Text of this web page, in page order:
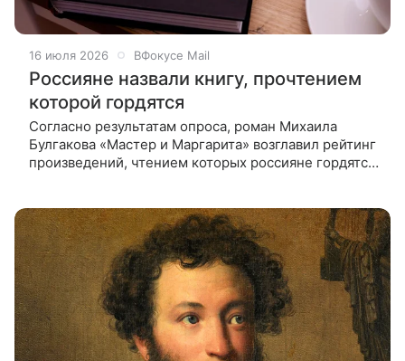
16 июля 2026 ВФокусе Mail
Россияне назвали книгу, прочтением
которой гордятся
Согласно результатам опроса, роман Михаила
Булгакова «Мастер и Маргарита» возглавил рейтинг
произведений, чтением которых россияне гордятся